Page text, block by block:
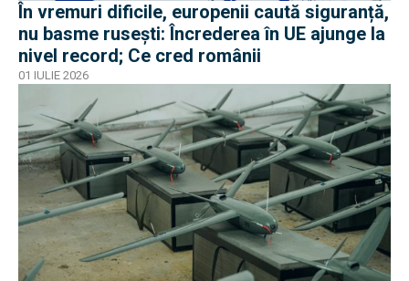
În vremuri dificile, europenii caută siguranță,
nu basme rusești: Încrederea în UE ajunge la
nivel record; Ce cred românii
01 IULIE 2026